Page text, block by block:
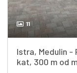
11
Istra, Medulin -
kat, 300 m od